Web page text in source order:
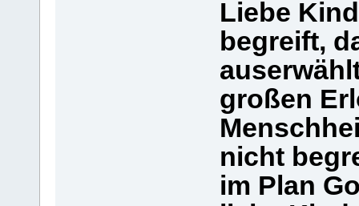
Liebe
begreift,
großen
nicht
im Plan